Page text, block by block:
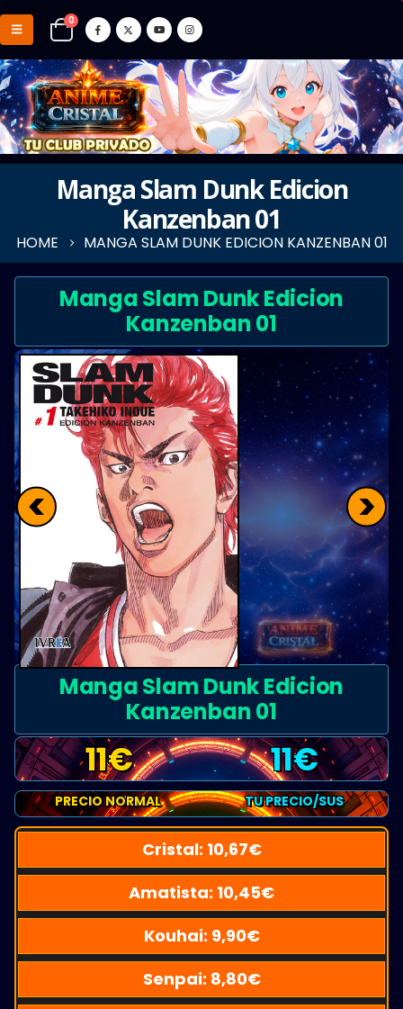
0
Manga Slam Dunk Edicion
Kanzenban 01
HOME MANGA SLAM DUNK EDICION KANZENBAN 01
Manga Slam Dunk Edicion
Kanzenban 01
< >
Manga Slam Dunk Edicion
Kanzenban 01
11€ 11€
PRECIO NORMAL TU PRECIO/SUS
Cristal: 10,67€
Amatista: 10,45€
Kouhai: 9,90€
Senpai: 8,80€